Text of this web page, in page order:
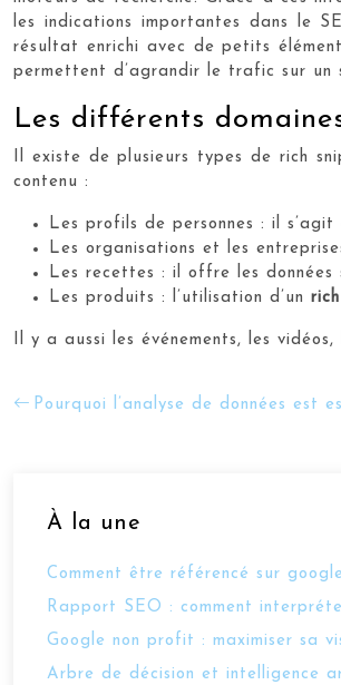
les indications importantes dans le
résultat enrichi avec de petits
permettent d’agrandir le trafic sur un
Les différents
Il existe de plusieurs types de rich
contenu :
Les profils de personnes : il
Les organisations et les
Les recettes : il offre les données
Les produits : l’utilisation d’un
Il y a aussi les événements, les
Pourquoi l’analyse de données est
À la une
Comment être référencé sur
Rapport SEO : comment
Google non profit : maximiser sa
Arbre de décision et intelligence